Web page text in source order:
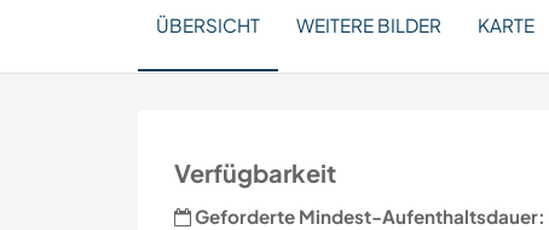
ÜBERSICHT WEITERE BILDER KARTE
Verfügbarkeit
Geforderte Mindest-Aufenthaltsdauer: